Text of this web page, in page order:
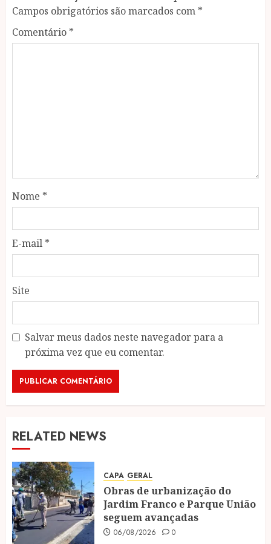
Campos obrigatórios são marcados com *
Comentário *
Nome *
E-mail *
Site
Salvar meus dados neste navegador para a
próxima vez que eu comentar.
RELATED NEWS
CAPA GERAL
Obras de urbanização do
Jardim Franco e Parque União
seguem avançadas
06/08/2026 0